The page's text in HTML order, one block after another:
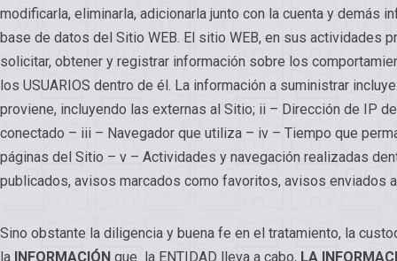
modificarla, eliminarla, adicionarla junto con la cuenta y demás
base de datos del Sitio WEB. El sitio WEB, en sus actividades
solicitar, obtener y registrar información sobre los
los USUARIOS dentro de él. La información a suministrar
proviene, incluyendo las externas al Sitio; ii – Dirección de IP
conectado – iii – Navegador que utiliza – iv – Tiempo que
páginas del Sitio – v – Actividades y navegación realizadas
publicados, avisos marcados como favoritos, avisos enviados
Sino obstante la diligencia y buena fe en el tratamiento, la
la INFORMACIÓN que la ENTIDAD lleva a cabo, LA